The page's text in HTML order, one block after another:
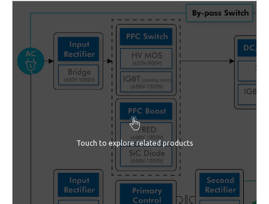
Touch to explore related products